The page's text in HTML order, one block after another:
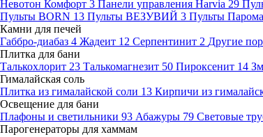
Невотон Комфорт 3 Панели управления Harvia 29
Пульты BORN 13 Пульты ВЕЗУВИЙ 3 Пульты
Камни для печей
Габбро-диабаз 4 Жадеит 12 Серпентинит 2 Другие
Плитка для бани
Талькохлорит 23 Талькомагнезит 50 Пироксенит 14
Гималайская соль
Плитка из гималайской соли 13 Кирпичи из
Освещение для бани
Плафоны и светильники 93 Абажуры 79 Световые
Парогенераторы для хаммам